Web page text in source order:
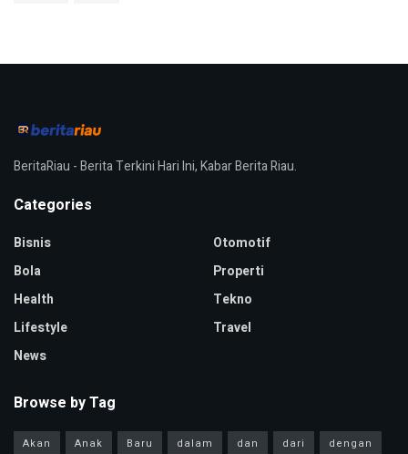
BeritaRiau - Berita Terkini Hari Ini, Kabar Berita Riau.
Categories
Bisnis
Bola
Health
Lifestyle
News
Otomotif
Properti
Tekno
Travel
Browse by Tag
Akan Anak Baru dalam dan dari
dengan